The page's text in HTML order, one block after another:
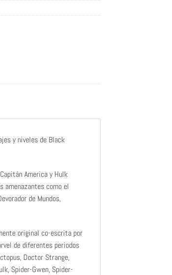
y niveles de Black
America y Hulk
amenazantes como el
de Mundos,
original co-escrita por
de diferentes periodos
Doctor Strange,
Spider-Gwen, Spider-